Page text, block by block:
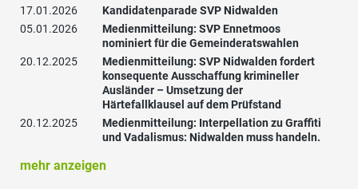
17.01.2026
Kandidatenparade SVP Nidwalden
05.01.2026
Medienmitteilung: SVP Ennetmoos
nominiert für die Gemeinderatswahlen
20.12.2025
Medienmitteilung: SVP Nidwalden fordert
konsequente Ausschaffung krimineller
Ausländer – Umsetzung der
Härtefallklausel auf dem Prüfstand
20.12.2025
Medienmitteilung: Interpellation zu Graffiti
und Vadalismus: Nidwalden muss handeln.
mehr anzeigen